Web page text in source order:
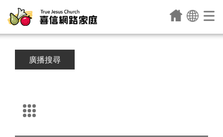
廣播搜尋